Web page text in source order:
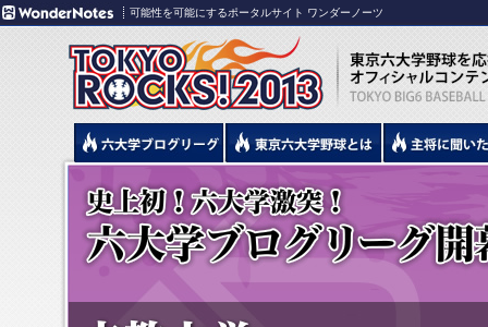
可能性を可能にするポータルサイト ワンダーノーツ